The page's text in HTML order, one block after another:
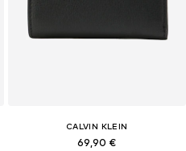
CALVIN KLEIN
69,90 €